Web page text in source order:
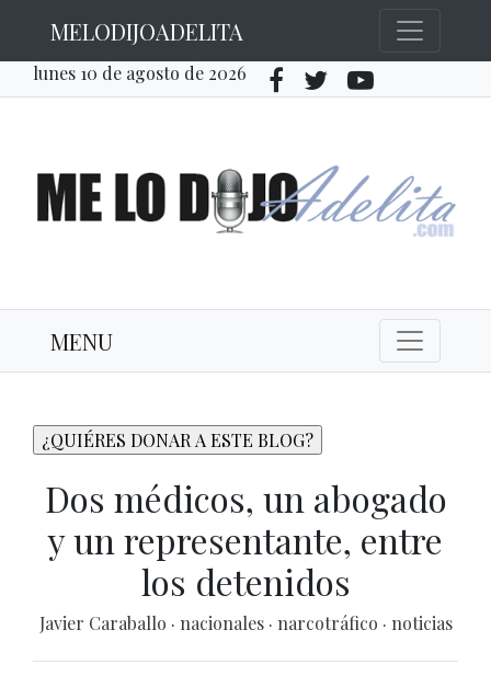
MELODIJOADELITA
lunes 10 de agosto de 2026
MENU
Dos médicos, un abogado
y un representante, entre
los detenidos
Javier Caraballo · nacionales · narcotráfico · noticias